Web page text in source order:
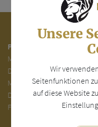
Parteienverkehr:
Mo.
Di.
7.00 - 12.00 und 13.00 -
Mi. 7.00 - 12.00 Uhr
Do. 7.00 - 12.00 und 14.00
Fr. 7.00 - 12.00 Uhr
Unsere
Wir
Seitenfunktionen
auf diese Website